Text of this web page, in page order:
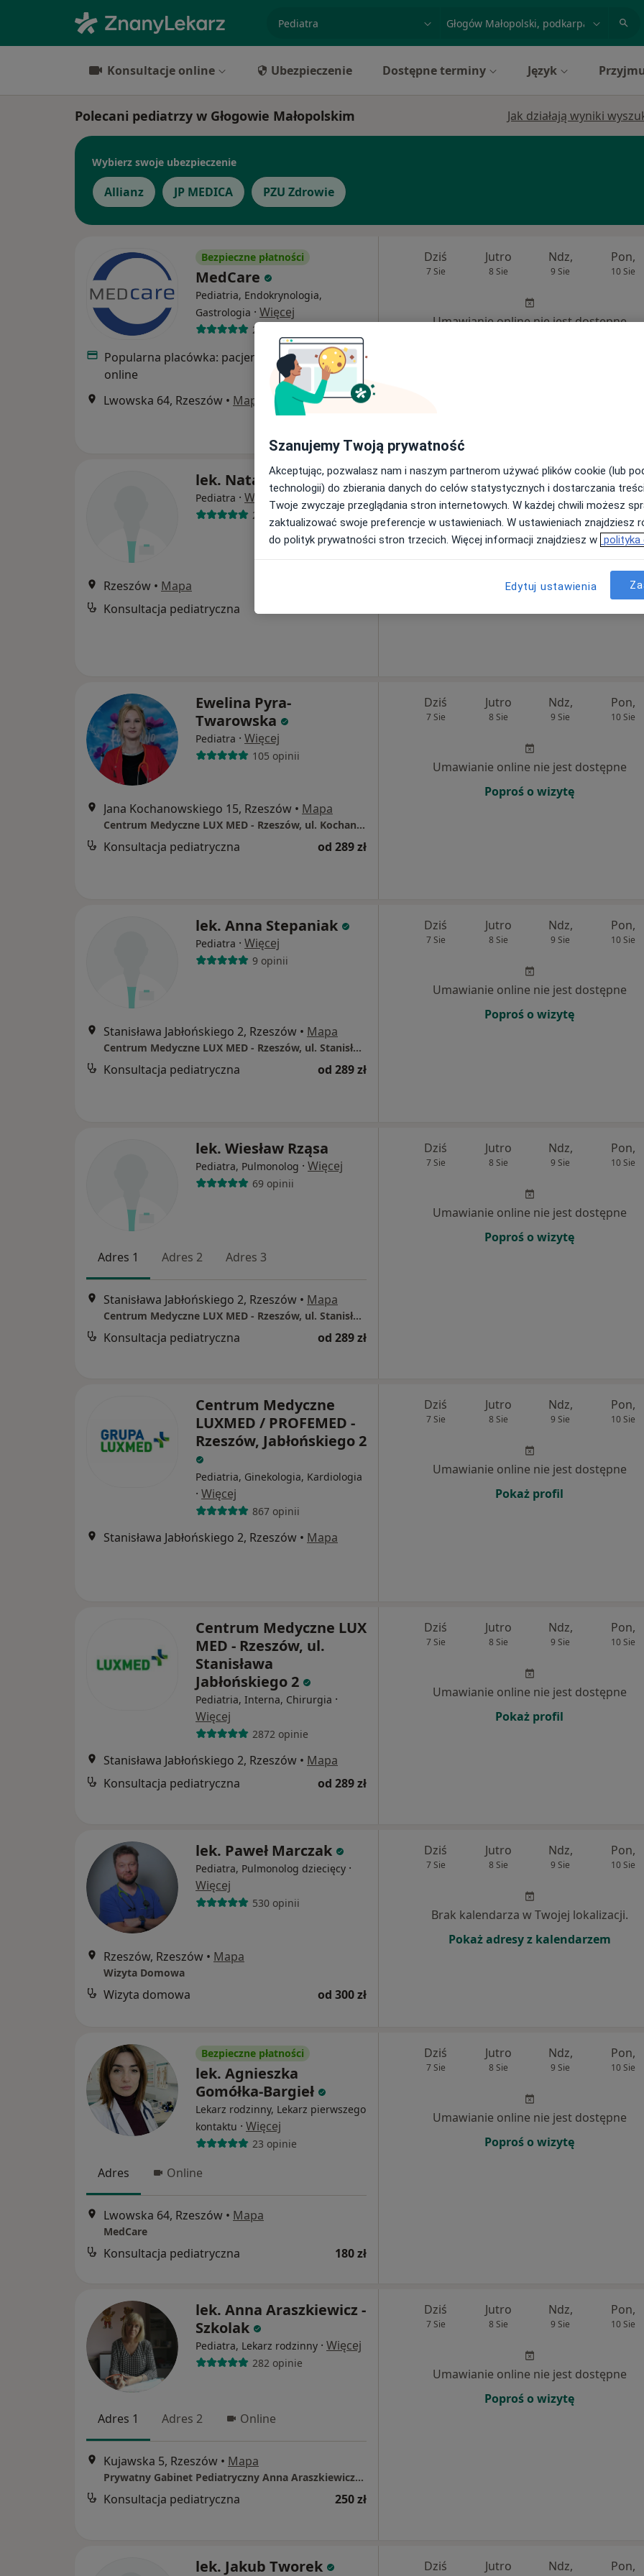
miasto lub dzielnica
Konsultacje online Ubezpieczenie Dostępne terminy Język
Polecani pediatrzy w Głogowie Małopolskim Jak działają wyniki
Wybierz swoje ubezpieczenie
Allianz JP MEDICA PZU Zdrowie
Bezpieczne płatności
MedCare
Pediatria, Endokrynologia,
Gastrologia · Więcej
220 opinii
Popularna placówka: pacjenci chętnie płacą
online
Lwowska 64, Rzeszów • Mapa
Dziś
7 Sie
Jutro
8 Sie
Ndz,
9 Sie
Pon,
10 Sie
Umawianie online nie jest dostępne
lek. Natalia Stąpor
Pediatra · Więcej
276 opinii
Rzeszów • Mapa
Konsultacja pediatryczna
Dziś
7 Sie
Jutro
8 Sie
Ndz,
9 Sie
Pon,
10 Sie
Umawianie online nie jest dostępne
Ewelina Pyra-
Twarowska
Pediatra · Więcej
105 opinii
Jana Kochanowskiego 15, Rzeszów • Mapa
Centrum Medyczne LUX MED - Rzeszów, ul. Kochanowskiego 15
Konsultacja pediatryczna od 289 zł
Dziś
7 Sie
Jutro
8 Sie
Ndz,
9 Sie
Pon,
10 Sie
Umawianie online nie jest dostępne
Poproś o wizytę
lek. Anna Stepaniak
Pediatra · Więcej
9 opinii
Stanisława Jabłońskiego 2, Rzeszów • Mapa
Centrum Medyczne LUX MED - Rzeszów, ul. Stanisława Jabłońskiego 2
Konsultacja pediatryczna od 289 zł
Dziś
7 Sie
Jutro
8 Sie
Ndz,
9 Sie
Pon,
10 Sie
Umawianie online nie jest dostępne
Poproś o wizytę
lek. Wiesław Rząsa
Pediatra, Pulmonolog · Więcej
69 opinii
Adres 1 Adres 2 Adres 3
Stanisława Jabłońskiego 2, Rzeszów • Mapa
Centrum Medyczne LUX MED - Rzeszów, ul. Stanisława Jabłońskiego 2
Konsultacja pediatryczna od 289 zł
Dziś
7 Sie
Jutro
8 Sie
Ndz,
9 Sie
Pon,
10 Sie
Umawianie online nie jest dostępne
Poproś o wizytę
Centrum Medyczne
LUXMED / PROFEMED -
Rzeszów, Jabłońskiego 2
Pediatria, Ginekologia, Kardiologia
· Więcej
867 opinii
Stanisława Jabłońskiego 2, Rzeszów • Mapa
Dziś
7 Sie
Jutro
8 Sie
Ndz,
9 Sie
Pon,
10 Sie
Umawianie online nie jest dostępne
Pokaż profil
Centrum Medyczne LUX
MED - Rzeszów, ul.
Stanisława
Jabłońskiego 2
Pediatria, Interna, Chirurgia ·
Więcej
2872 opinie
Stanisława Jabłońskiego 2, Rzeszów • Mapa
Konsultacja pediatryczna
od 289 zł
Dziś
7 Sie
Jutro
8 Sie
Ndz,
9 Sie
Pon,
10 Sie
Umawianie online nie jest dostępne
Pokaż profil
lek. Paweł Marczak
Pediatra, Pulmonolog dziecięcy ·
Więcej
530 opinii
Rzeszów, Rzeszów • Mapa
Wizyta Domowa
Wizyta domowa od 300 zł
Dziś
7 Sie
Jutro
8 Sie
Ndz,
9 Sie
Pon,
10 Sie
Brak kalendarza w Twojej lokalizacji.
Pokaż adresy z kalendarzem
Bezpieczne płatności
lek. Agnieszka
Gomółka-Bargieł
Lekarz rodzinny, Lekarz pierwszego
kontaktu · Więcej
23 opinie
Adres Online
Lwowska 64, Rzeszów • Mapa
MedCare
Konsultacja pediatryczna 180 zł
Dziś
7 Sie
Jutro
8 Sie
Ndz,
9 Sie
Pon,
10 Sie
Umawianie online nie jest dostępne
Poproś o wizytę
lek. Anna Araszkiewicz -
Szkolak
Pediatra, Lekarz rodzinny · Więcej
282 opinie
Adres 1 Adres 2 Online
Kujawska 5, Rzeszów • Mapa
Prywatny Gabinet Pediatryczny Anna Araszkiewicz-Szkolak
Konsultacja pediatryczna 250 zł
Dziś
7 Sie
Jutro
8 Sie
Ndz,
9 Sie
Pon,
10 Sie
Umawianie online nie jest dostępne
Poproś o wizytę
lek. Jakub Tworek Dziś Jutro Ndz, Pon,
Szanujemy Twoją prywatność
Akceptując, pozwalasz nam i naszym partnerom używać plików cookie (lub
technologii) do zbierania danych do celów statystycznych i dostarczania
Twoje zwyczaje przeglądania stron internetowych. W każdej chwili możesz
zaktualizować swoje preferencje w ustawieniach. W ustawieniach znajdziesz
do polityk prywatności stron trzecich. Więcej informacji znajdziesz w polityka
Edytuj ustawienia